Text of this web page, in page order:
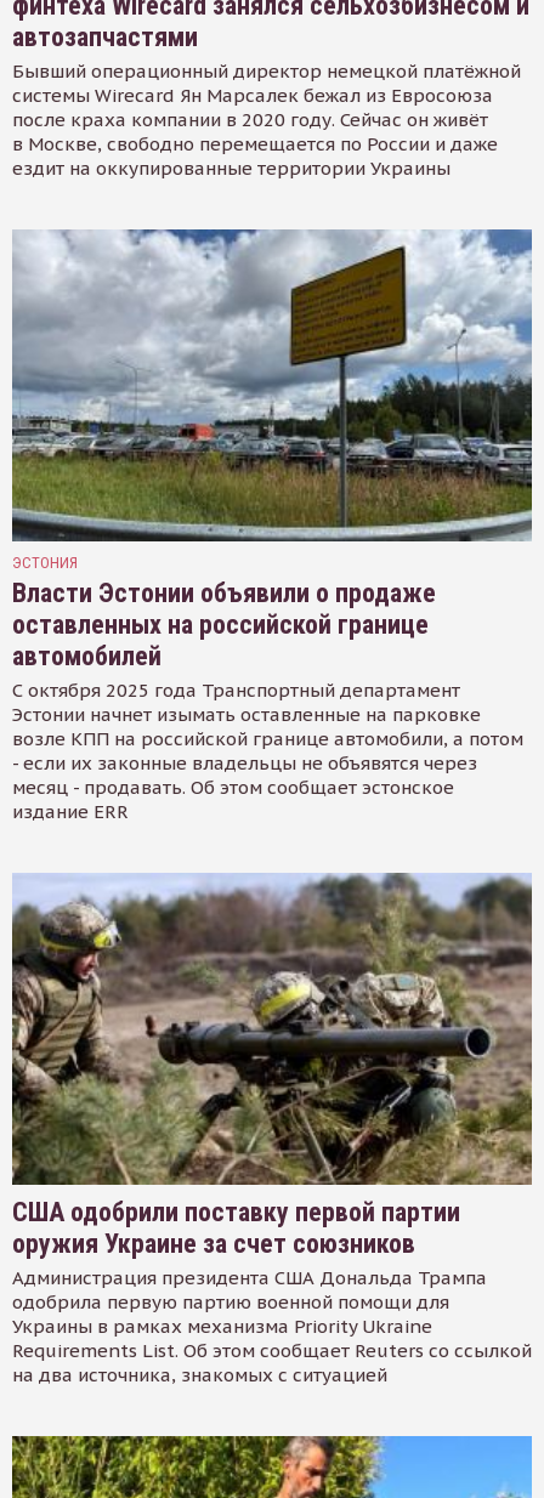
автозапчастями
Бывший операционный директор немецкой платёжной
системы Wirecard Ян Марсалек бежал из Евросоюза
после краха компании в 2020 году. Сейчас он живёт
в Москве, свободно перемещается по России и даже
ездит на оккупированные территории Украины
ЭСТОНИЯ
Власти Эстонии объявили о продаже
оставленных на российской границе
автомобилей
С октября 2025 года Транспортный департамент
Эстонии начнет изымать оставленные на парковке
возле КПП на российской границе автомобили, а потом
- если их законные владельцы не объявятся через
месяц - продавать. Об этом сообщает эстонское
издание ERR
США одобрили поставку первой партии
оружия Украине за счет союзников
Администрация президента США Дональда Трампа
одобрила первую партию военной помощи для
Украины в рамках механизма Priority Ukraine
Requirements List. Об этом сообщает Reuters со ссылкой
на два источника, знакомых с ситуацией